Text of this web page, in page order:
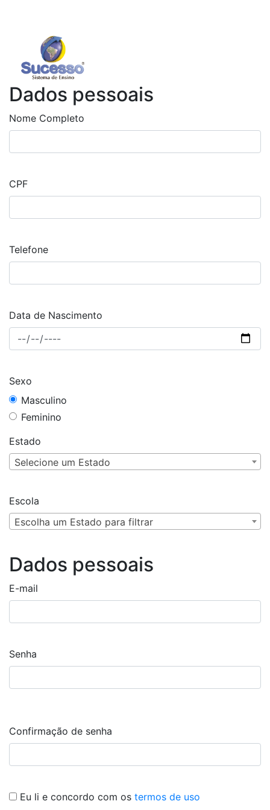
Dados pessoais
Nome Completo
CPF
Telefone
Data de Nascimento
Sexo
Masculino
Feminino
Estado
Selecione um Estado
Escola
Escolha um Estado para filtrar
Dados pessoais
E-mail
Senha
Confirmação de senha
Eu li e concordo com os termos de uso